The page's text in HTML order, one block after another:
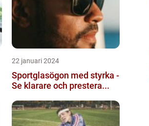
22 januari 2024
Sportglasögon med styrka -
Se klarare och prestera...